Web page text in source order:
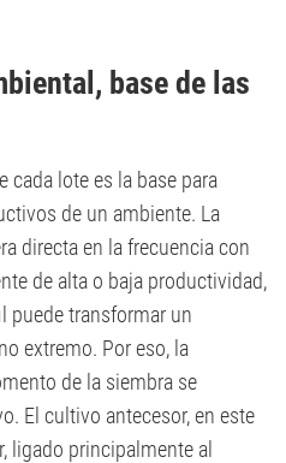
base de las
cada lote es la base para
de un ambiente. La
directa en la frecuencia con
de alta o baja productividad,
puede transformar un
extremo. Por eso, la
de la siembra se
El cultivo antecesor, en este
ligado principalmente al